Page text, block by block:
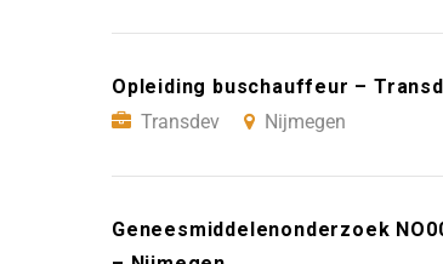
Opleiding buschauffeur –
Transdev
Nijmegen
Geneesmiddelenonderzoek